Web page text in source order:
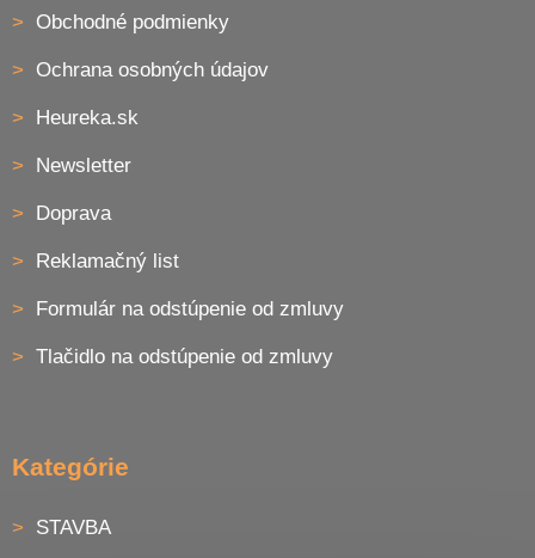
Obchodné podmienky
Ochrana osobných údajov
Heureka.sk
Newsletter
Doprava
Reklamačný list
Formulár na odstúpenie od zmluvy
Tlačidlo na odstúpenie od zmluvy
Kategórie
STAVBA